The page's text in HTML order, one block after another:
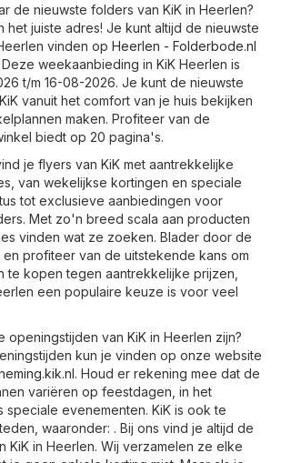
de nieuwste folders van KiK in Heerlen?
het juiste adres! Je kunt altijd de nieuwste
vinden op Heerlen - Folderbode.nl
weekaanbieding in KiK Heerlen is
t/m 16-08-2026. Je kunt de nieuwste
vanuit het comfort van je huis bekijken
maken. Profiteer van de
biedt op 20 pagina's.
je flyers van KiK met aantrekkelijke
van wekelijkse kortingen en speciale
tot exclusieve aanbiedingen voor
Met zo'n breed scala aan producten
vinden wat ze zoeken. Blader door de
profiteer van de uitstekende kans om
te kopen tegen aantrekkelijke prijzen,
een populaire keuze is voor veel
openingstijden van KiK in Heerlen zijn?
kun je vinden op onze website
. Houd er rekening mee dat de
variëren op feestdagen, in het
evenementen. KiK is ook te
waaronder: . Bij ons vind je altijd de
KiK in Heerlen. Wij verzamelen ze elke